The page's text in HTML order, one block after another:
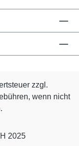
zzgl.
wenn nicht
2025